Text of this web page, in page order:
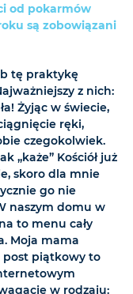
od pokarmów
są zobowiązani
tę praktykę
z nich:
Żyjąc w świecie,
ręki,
czegokolwiek.
„każe” Kościół już
skoro dla mnie
go nie
naszym domu w
to menu cały
Moja mama
post piątkowy to
w rodzaju: